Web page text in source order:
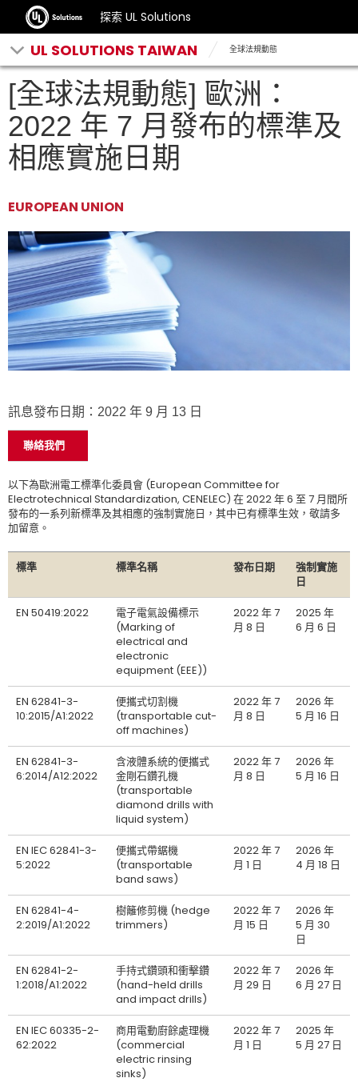
探索 UL Solutions
UL SOLUTIONS TAIWAN 全球法規動態
[全球法規動態] 歐洲：
2022 年 7 月發布的標準及
相應實施日期
EUROPEAN UNION
訊息發布日期：2022 年 9 月 13 日
聯絡我們
以下為歐洲電工標準化委員會 (European Committee for
Electrotechnical Standardization, CENELEC) 在 2022 年 6 至 7 月間所
發布的一系列新標準及其相應的強制實施日，其中已有標準生效，敬請多
加留意。
標準 標準名稱 發布日期
強制實施
日
EN 50419:2022
電子電氣設備標示
(Marking of
electrical and
electronic
equipment (EEE))
2022 年 7
月 8 日
2025 年
6 月 6 日
EN 62841-3-
10:2015/A1:2022
便攜式切割機
(transportable cut-
off machines)
2022 年 7
月 8 日
2026 年
5 月 16 日
EN 62841-3-
6:2014/A12:2022
含液體系統的便攜式
金剛石鑽孔機
(transportable
diamond drills with
liquid system)
2022 年 7
月 8 日
2026 年
5 月 16 日
EN IEC 62841-3-
5:2022
便攜式帶鋸機
(transportable
band saws)
2022 年 7
月 1 日
2026 年
4 月 18 日
EN 62841-4-
2:2019/A1:2022
樹籬修剪機 (hedge
trimmers)
2022 年 7
月 15 日
2026 年
5 月 30
日
EN 62841-2-
1:2018/A1:2022
手持式鑽頭和衝擊鑽
(hand-held drills
and impact drills)
2022 年 7
月 29 日
2026 年
6 月 27 日
EN IEC 60335-2-
62:2022
商用電動廚餘處理機
(commercial
electric rinsing
sinks)
2022 年 7
月 1 日
2025 年
5 月 27 日